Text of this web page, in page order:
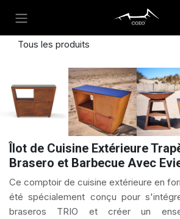
Tous les produits
Îlot de Cuisine Extérieure
Brasero et Barbecue Avec
Ce comptoir de cuisine extérieure en
été spécialement conçu pour
braseros TRIO et créer un